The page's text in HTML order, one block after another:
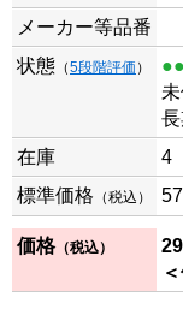
メーカー等品番
状態 （5段階評価 ）
未
長
在庫
4
標準価格 （税込）
価格（税込）